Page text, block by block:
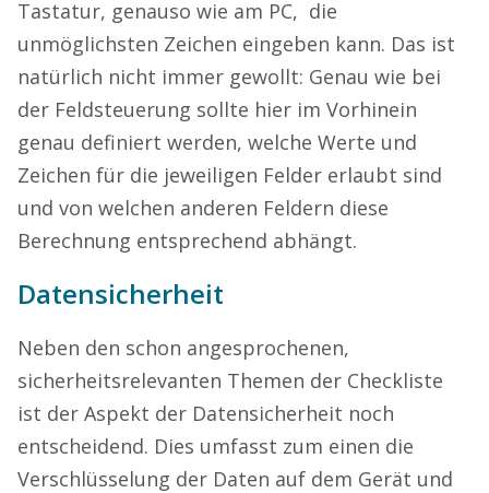
Tastatur, genauso wie am PC, die
unmöglichsten Zeichen eingeben kann. Das ist
natürlich nicht immer gewollt: Genau wie bei
der Feldsteuerung sollte hier im Vorhinein
genau definiert werden, welche Werte und
Zeichen für die jeweiligen Felder erlaubt sind
und von welchen anderen Feldern diese
Berechnung entsprechend abhängt.
Datensicherheit
Neben den schon angesprochenen,
sicherheitsrelevanten Themen der Checkliste
ist der Aspekt der Datensicherheit noch
entscheidend. Dies umfasst zum einen die
Verschlüsselung der Daten auf dem Gerät und